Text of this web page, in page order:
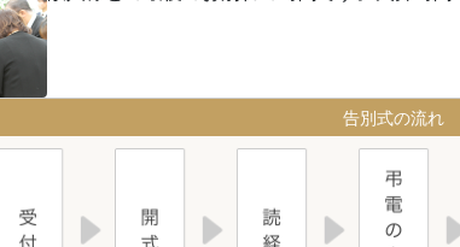
告別式の流れ